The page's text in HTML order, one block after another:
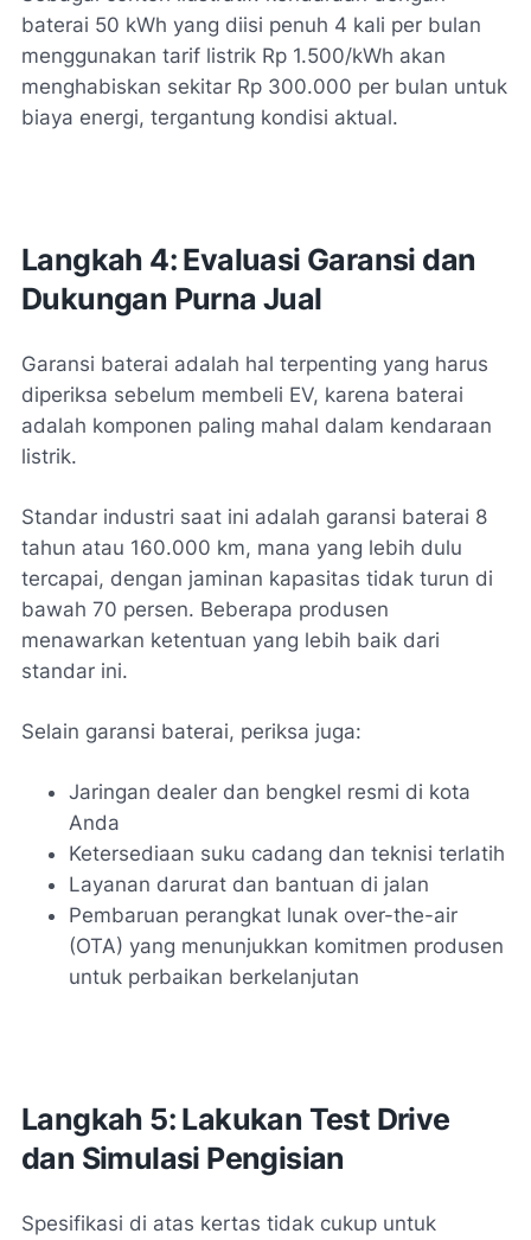
baterai 50 kWh yang diisi penuh 4 kali per bulan
menggunakan tarif listrik Rp 1.500/kWh akan
menghabiskan sekitar Rp 300.000 per bulan untuk
biaya energi, tergantung kondisi aktual.
Langkah 4: Evaluasi Garansi dan
Dukungan Purna Jual
Garansi baterai adalah hal terpenting yang harus
diperiksa sebelum membeli EV, karena baterai
adalah komponen paling mahal dalam kendaraan
listrik.
Standar industri saat ini adalah garansi baterai 8
tahun atau 160.000 km, mana yang lebih dulu
tercapai, dengan jaminan kapasitas tidak turun di
bawah 70 persen. Beberapa produsen
menawarkan ketentuan yang lebih baik dari
standar ini.
Selain garansi baterai, periksa juga:
Jaringan dealer dan bengkel resmi di kota
Anda
Ketersediaan suku cadang dan teknisi terlatih
Layanan darurat dan bantuan di jalan
Pembaruan perangkat lunak over-the-air
(OTA) yang menunjukkan komitmen produsen
untuk perbaikan berkelanjutan
Langkah 5: Lakukan Test Drive
dan Simulasi Pengisian
Spesifikasi di atas kertas tidak cukup untuk